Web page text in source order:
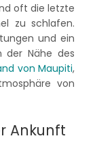
oft die letzte
zu schlafen.
und ein
der Nähe des
von Maupiti,
von
Ankunft